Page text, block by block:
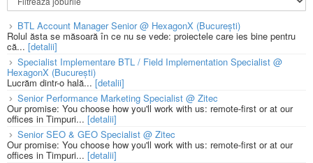
BTL Account Manager Senior @ HexagonX (București)
Rolul ăsta se măsoară în ce nu se vede: proiectele care ies bine pentru
că... [detalii]
Specialist Implementare BTL / Field Implementation Specialist @
HexagonX (București)
Lucrăm dintr-o hală...[detalii]
Senior Performance Marketing Specialist @ Zitec
Our promise: You choose how you'll work with us: remote-first or at our
offices in Timpuri... [detalii]
Senior SEO & GEO Specialist @ Zitec
Our promise: You choose how you'll work with us: remote-first or at our
offices in Timpuri... [detalii]